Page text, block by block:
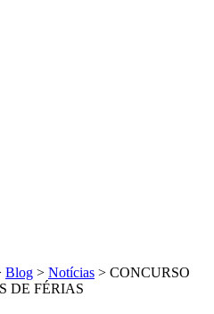
Blog > Notícias > CONCURSO
DE FÉRIAS